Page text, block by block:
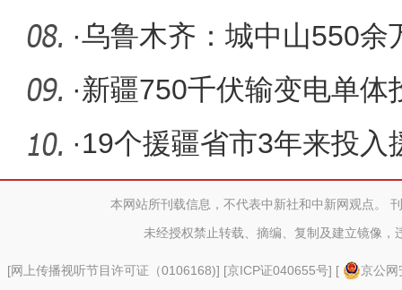
顺利通
·乌鲁木齐：城中山550余
虫衣”
·新疆750千伏输变电单体
工建设
·19个援疆省市3年来投入
本网站所刊载信息，不代表中新社和中新网观点。
未经授权禁止转载、摘编、复制及建立镜像，
[网上传播视听节目许可证（0106168)] [京ICP证040655号] [
京公